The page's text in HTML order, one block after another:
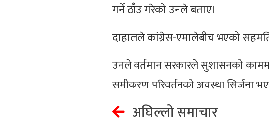
गर्ने ठाँउ गरेको उनले बताए।
दाहालले कांग्रेस-एमालेबीच भएको
उनले वर्तमान सरकारले सुशासनको
समीकरण परिवर्तनको अवस्था सिर्जना
अघिल्लो समाचार